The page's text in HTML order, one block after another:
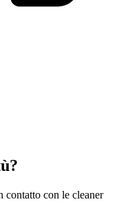
contatto con le cleaner